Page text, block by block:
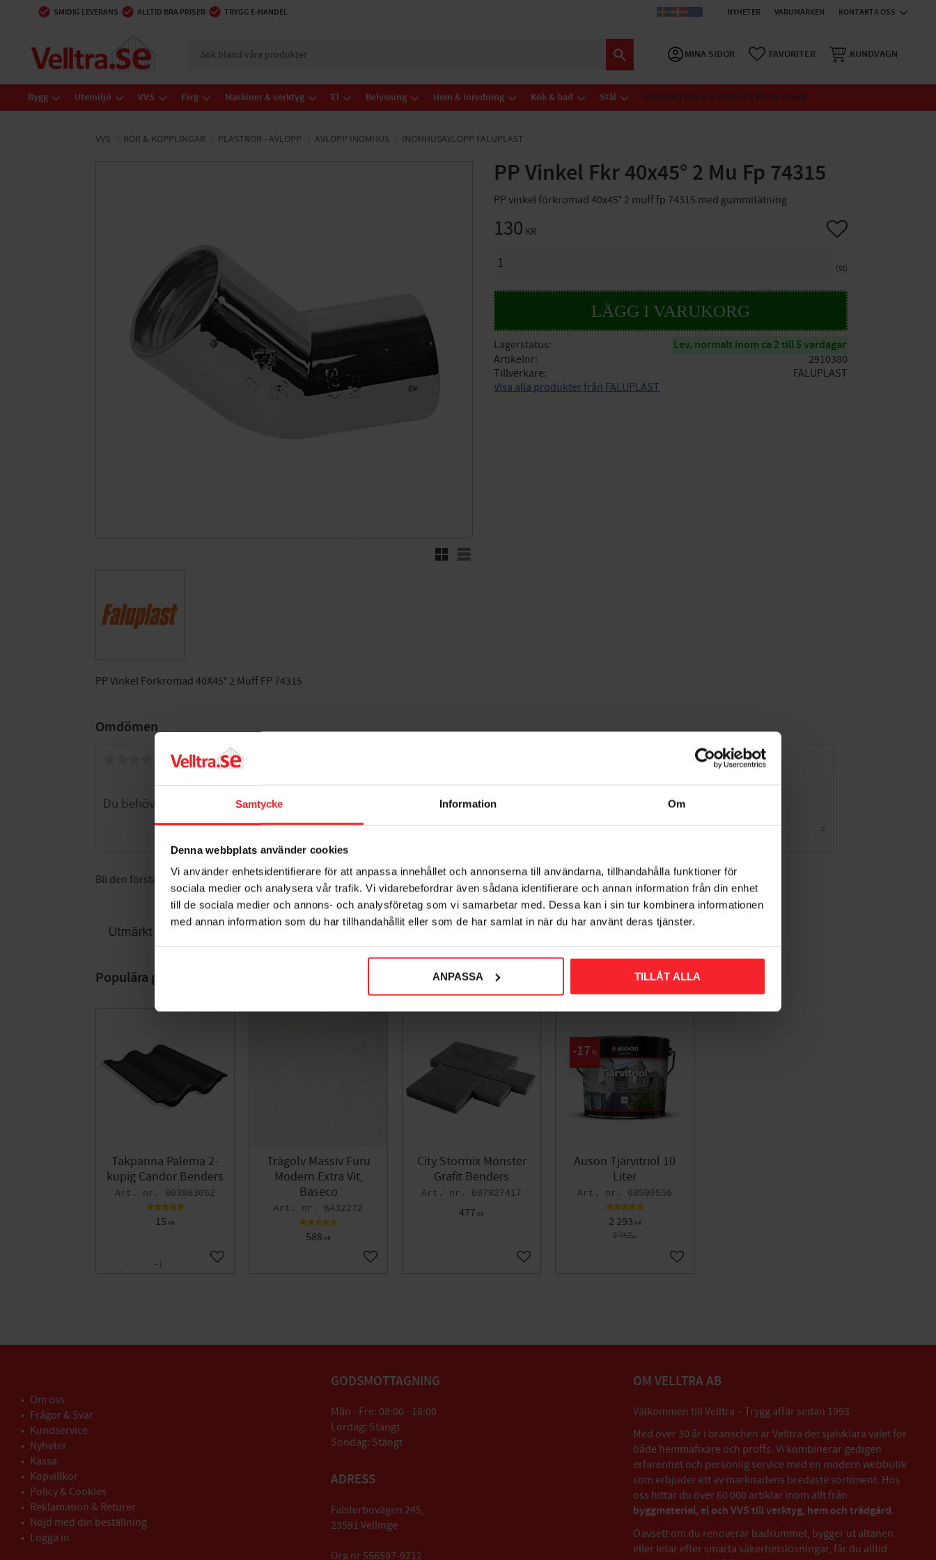
Samtycke Information Om
Denna webbplats använder cookies
Vi använder enhetsidentifierare för att anpassa innehållet och annonserna till användarna, tillhandahålla funktioner för
sociala medier och analysera vår trafik. Vi vidarebefordrar även sådana identifierare och annan information från din enhet
till de sociala medier och annons- och analysföretag som vi samarbetar med. Dessa kan i sin tur kombinera informationen
med annan information som du har tillhandahållit eller som de har samlat in när du har använt deras tjänster.
ANPASSA TILLÅT ALLA
SMIDIG LEVERANS ALLTID BRA PRISER TRYGG E-HANDEL NYHETER VARUMÄRKEN KONTAKTA OSS
MINA SIDOR FAVORITER KUNDVAGN
Bygg Utemiljö VVS Färg Maskiner & verktyg El Belysning Hem & inredning Kök & bad Stål KAMPANJ GOLV & PANELER FROM 169KR
VVS RÖR & KOPPLINGAR PLASTRÖR - AVLOPP AVLOPP INOMHUS INOMHUSAVLOPP FALUPLAST
PP Vinkel Fkr 40x45° 2 Mu Fp 74315
PP vinkel förkromad 40x45° 2 muff fp 74315 med gummitätning
Rutnätsvy
Listvy
130 KR
st
Lägg till i favoriter
Lagerstatus Lev. normalt inom ca 2 till 5 vardagar
Artikelnr
2910380
Tillverkare
FALUPLAST
Visa alla produkter från FALUPLAST
PP Vinkel Förkromad 40X45° 2 Muff FP 74315
Omdömen
Du
Bli den första att lämna ett omdöme.
Populära produkter
Takpanna Palema 2-
kupig Candor Benders
003983062
15 KR
Lägg till i favoriter
+1
Trägolv Massiv Furu
Modern Extra Vit,
Baseco
BA32272
588 KR
Lägg till i favoriter
City Stormix Mönster
Grafit Benders
007827417
477 KR
Lägg till i favoriter
Auson Tjärvitriol 10
Liter
60590556
2 293 KR
2 752KR
17 %
Lägg till i favoriter
Om oss
Frågor & Svar
Kundservice
Nyheter
Kassa
Köpvillkor
Policy & Cookies
Reklamation & Returer
Nöjd med din beställning
Logga in
GODSMOTTAGNING
Mån - Fre: 08:00 - 16:00
Lördag: Stängt
Söndag: Stängt
ADRESS
Falsterbovägen 245,
23591 Vellinge
Org nr 556597-9712
OM VELLTRA AB
Välkommen till Velltra – Trygg affär sedan 1993
Med över 30 år i branschen är Velltra det självklara valet för
både hemmafixare och proffs. Vi kombinerar gedigen
erfarenhet och personlig service med en modern webbutik
som erbjuder ett av marknadens bredaste sortiment. Hos
oss hittar du över 60 000 artiklar inom allt från
byggmaterial, el och VVS till verktyg, hem och trädgård.
Oavsett om du renoverar badrummet, bygger ut altanen
eller letar efter smarta säkerhetslösningar, får du alltid